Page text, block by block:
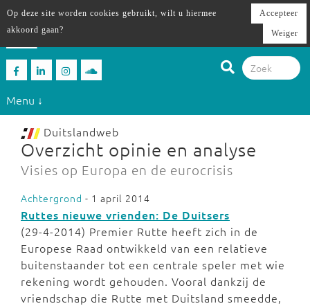
Menu ↓
Duitslandweb
Overzicht opinie en analyse
Visies op Europa en de eurocrisis
Achtergrond - 1 april 2014
Ruttes nieuwe vrienden: De Duitsers
(29-4-2014) Premier Rutte heeft zich in de
Europese Raad ontwikkeld van een relatieve
buitenstaander tot een centrale speler met wie
rekening wordt gehouden. Vooral dankzij de
vriendschap die Rutte met Duitsland smeedde,
Op deze site worden cookies gebruikt, wilt u hiermee
akkoord gaan?
Accepteer
Weiger